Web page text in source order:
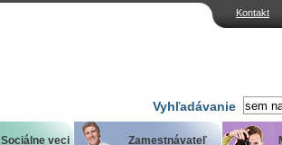
Kontakt
Vyhľadávanie
Sociálne veci
Zamestnávateľ